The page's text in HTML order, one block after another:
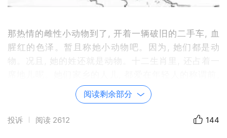
那热情的雌性小动物到了, 开着一辆破旧的二手车, 血
腥红的色泽。暂且称她小动物吧。因为, 她们都是动
物。况且, 她的姓还就是动物。十二生肖里, 还占着一
加上一个小字。所以。所以就不用解释了。她是来接她
的。去年暑期, 她们一块儿在新奇州省打工的时候儿,
在一家由一对奇异又可爱的台湾夫妻, 开办的中餐馆里,
阅读剩余部分
投诉 阅读 2612 144